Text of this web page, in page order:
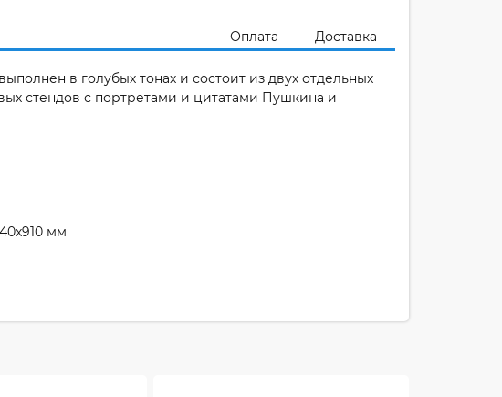
Оплата Доставка
в голубых тонах и состоит из двух отдельных
стендов с портретами и цитатами Пушкина и
мм